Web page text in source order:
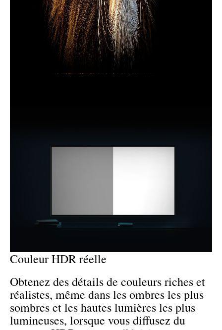
Couleur HDR réelle
Obtenez des détails de couleurs riches et
réalistes, même dans les ombres les plus
sombres et les hautes lumières les plus
lumineuses, lorsque vous diffusez du